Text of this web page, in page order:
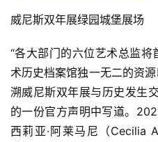
威尼斯双年展绿园城堡展场
“各大部门的六位艺术总监
术历史档案馆独一无二的资
溯威尼斯双年展与历史发生
的一份官方声明中写道。
西莉亚·阿莱马尼（Cecilia